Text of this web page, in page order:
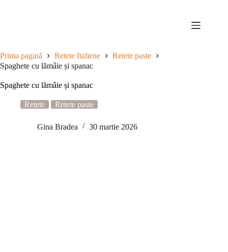
Prima pagină Retete Italiene
Retete paste
Spaghete cu lămâie și spanac
Spaghete cu lămâie și spanac
Retete Retete paste
Gina Bradea 30 martie 2026